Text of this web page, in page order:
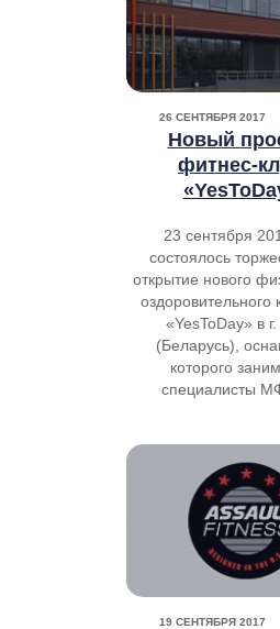
26 СЕНТЯБРЯ 2017
Новый
фитнес-
23 сентября
состоялось
открытие нового
оздоровительного
«YesToDay» в
(Беларусь),
которого
специалисты
19 СЕНТЯБРЯ 2017